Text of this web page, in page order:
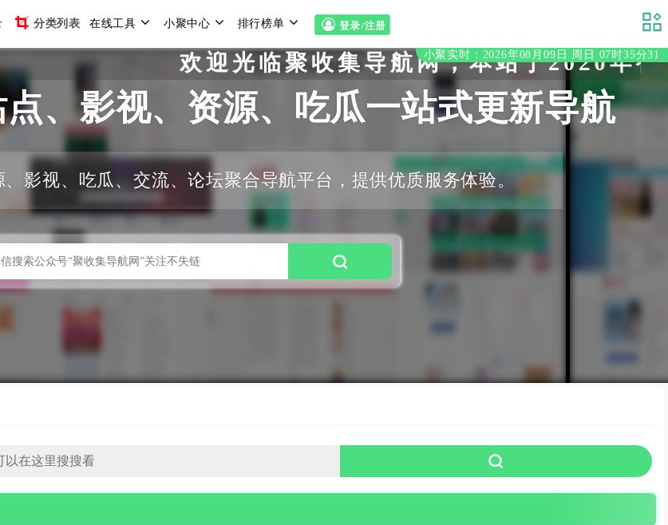
分类列表 在线工具 小聚中心 排行榜单 登录/注册
小聚实时：2026年08月09日 周日 07时35分32
欢迎光临聚收集导航网，本站于2020年初立至今
、影视、资源、吃瓜一站式更新导航
影视、吃瓜、交流、论坛聚合导航平台，提供优质服务体验。